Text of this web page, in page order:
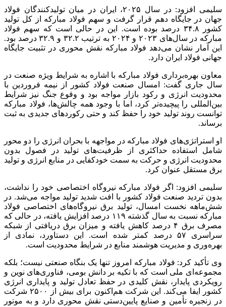
سلیمی افزود: در سال ۲۰۲۵، ایران در میان تولیدکنندگان فولاد
جهان در جایگاه دهم قرار گرفت و سهم فولاد مبارکه از کل تولید
کشور ۳۴.۸ درصد بوده است. این در حالی است که سهم فولاد
مبارکه در سال‌های ۲۰۲۳ و ۲۰۲۴ به ترتیب ۳۲.۲ و ۳۲.۹ درصد بود.
این آمار نشان می‌دهد فولاد مبارکه نقش محوری در تثبیت جایگاه
جهانی فولاد ایران دارد.
معاون بهره‌برداری فولاد مبارکه با اشاره به شرایط ویژه صنعت در
سال جاری گفت: امسال صنعت فولاد کشور از نیمه فروردین با
محدودیت انرژی و رکود بازار مواجه بود و وقوع جنگ نیز شرایط
بین‌المللی را پیچیده‌تر کرد، اما با وجود همه چالش‌ها، فولاد مبارکه
توانست روند تولید خود را حفظ کند و حتی رکوردهای جدیدی به ثبت
برساند.
او استراتژی‌های فولاد مبارکه در مواجهه با بحران انرژی را دو محور
شامل استفاده حداکثری از ظرفیت‌های تولید در فصول بدون
محدودیت انرژی و حرکت به سمت خودکفایی در منابع انرژی و تولید
برق مستقل عنوان کرد.
سلیمی افزود: اگر فولاد مبارکه نیروگاه اختصاصی خود را نداشت،
بدون تردید صنعت فولاد کشور با افت شدید تولید مواجه می‌شد. در
شش‌ماهه نخست امسال، تولید برق نیروگاه‌های اختصاصی فولاد
مبارکه نسبت به سال گذشته ۱۱۹ درصد افزایش یافته، در حالی که
مصرف برق ۴ درصد کاهش یافته و میزان برق دریافتی از شبکه
سراسری ۵۷ درصد کمتر شده است. این دستاورد، نمادی از
بهره‌وری و مدیریت هوشمند منابع در شرایط محدودیت است.
وی تأکید کرد: فولاد مبارکه امروز تنها یک بنگاه صنعتی نیست؛ بلکه
مجموعه‌ای ملی است که با تکیه بر دانش بومی، فناوری‌های نوین و
رویکردی پایدار، نقش کلیدی در حفظ تعادل تولید و پایداری انرژی
کشور ایفا می‌کند. این شرکت هم‌اکنون برای بیش از ۲۵۰۰ شرکت
در زنجیره تأمین و صنایع پایین‌دستی نقش محوری دارد و به موتور